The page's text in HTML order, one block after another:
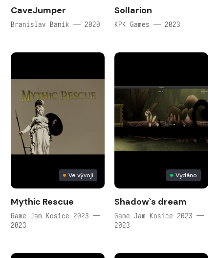
CaveJumper
Branislav Banik — 2020
Sollarion
KPK Games — 2023
Ve vývoji
Mythic Rescue
Game Jam Kosice 2023 —
2023
Vydáno
Shadow`s dream
Game Jam Kosice 2023 —
2023